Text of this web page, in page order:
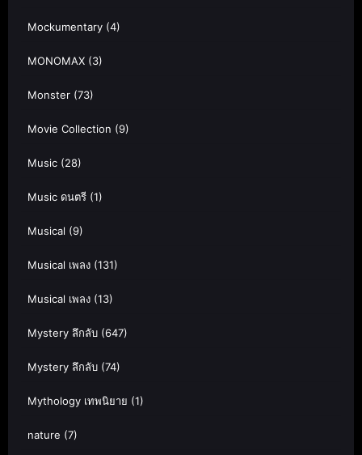
Mockumentary (4)
MONOMAX (3)
Monster (73)
Movie Collection (9)
Music (28)
Music ดนตรี (1)
Musical (9)
Musical เพลง (131)
Musical เพลง (13)
Mystery ลึกลับ (647)
Mystery ลึกลับ (74)
Mythology เทพนิยาย (1)
nature (7)